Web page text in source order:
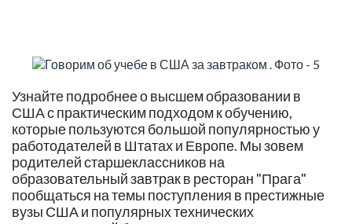
Узнайте подробнее о высшем образовании в
США с практическим подходом к обучению,
которые пользуются большой популярностью у
работодателей в Штатах и Европе. Мы зовем
родителей старшеклассников на
образовательный завтрак в ресторан "Прага"
пообщаться на темы поступления в престижные
вузы США и популярных технических